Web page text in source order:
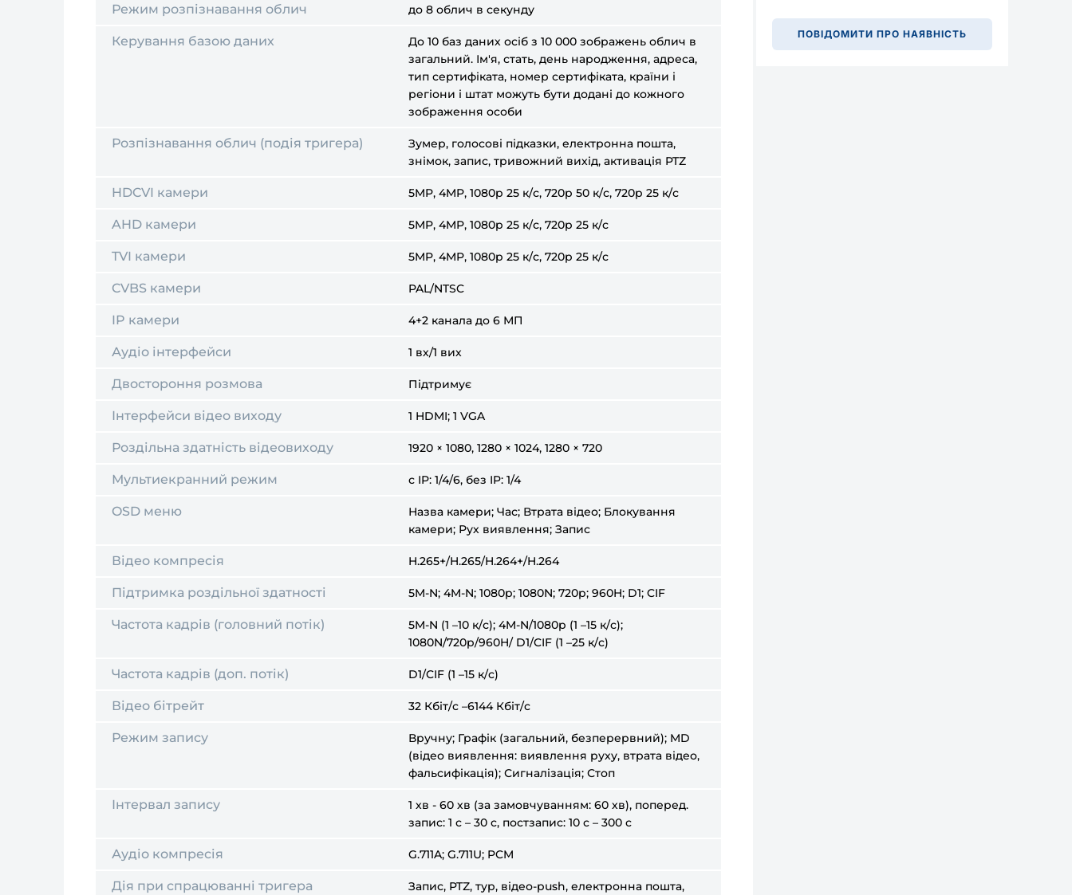
Режим розпізнавання облич до 8 облич в секунду
Керування базою даних
До 10 баз даних осіб з 10 000 зображень облич в
загальний. Ім'я, стать, день народження, адреса,
тип сертифіката, номер сертифіката, країни і
регіони і штат можуть бути додані до кожного
зображення особи
Розпізнавання облич (подія тригера)
Зумер, голосові підказки, електронна пошта,
знімок, запис, тривожний вихід, активація PTZ
HDCVI камери 5MP, 4MP, 1080p 25 к/с, 720p 50 к/с, 720p 25 к/с
AHD камери 5MP, 4MP, 1080p 25 к/с, 720p 25 к/с
TVI камери 5MP, 4MP, 1080p 25 к/с, 720p 25 к/с
CVBS камери PAL/NTSC
IP камери 4+2 канала до 6 МП
Аудіо інтерфейси 1 вх/1 вих
Двостороння розмова Підтримує
Інтерфейси відео виходу 1 HDMI; 1 VGA
Роздільна здатність відеовиходу 1920 × 1080, 1280 × 1024, 1280 × 720
Мультиекранний режим с IP: 1/4/6, без IP: 1/4
OSD меню
Назва камери; Час; Втрата відео; Блокування
камери; Рух виявлення; Запис
Відео компресія H.265+/H.265/H.264+/H.264
Підтримка роздільної здатності 5M-N; 4M-N; 1080p; 1080N; 720p; 960H; D1; CIF
Частота кадрів (головний потік)
5M-N (1 –10 к/с); 4M-N/1080p (1 –15 к/с);
1080N/720p/960H/ D1/CIF (1 –25 к/с)
Частота кадрів (доп. потік) D1/CIF (1 –15 к/с)
Відео бітрейт 32 Кбіт/с –6144 Кбіт/с
Режим запису
Вручну; Графік (загальний, безперервний); MD
(відео виявлення: виявлення руху, втрата відео,
фальсифікація); Сигналізація; Стоп
Інтервал запису
1 хв - 60 хв (за замовчуванням: 60 хв), поперед.
запис: 1 с – 30 с, постзапис: 10 с – 300 с
Аудіо компресія G.711A; G.711U; PCM
Дія при спрацюванні тригера
Запис, PTZ, тур, відео-push, електронна пошта,
ПОВІДОМИТИ ПРО НАЯВНІСТЬ